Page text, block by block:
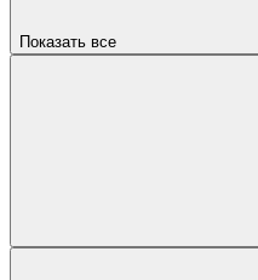
Показать все